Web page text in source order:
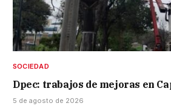
SOCIEDAD
Dpec: trabajos de mejoras en
5 de agosto de 2026